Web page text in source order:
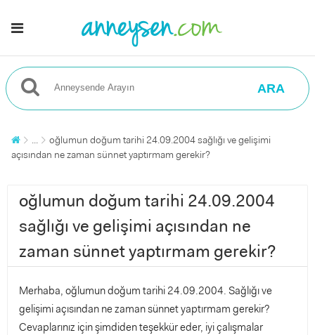
ARA
...
oğlumun doğum tarihi 24.09.2004 sağlığı ve gelişimi
açısından ne zaman sünnet yaptırmam gerekir?
oğlumun doğum tarihi 24.09.2004
sağlığı ve gelişimi açısından ne
zaman sünnet yaptırmam gerekir?
Merhaba, oğlumun doğum tarihi 24.09.2004. Sağlığı ve
gelişimi açısından ne zaman sünnet yaptırmam gerekir?
Cevaplarınız için şimdiden teşekkür eder, iyi çalışmalar